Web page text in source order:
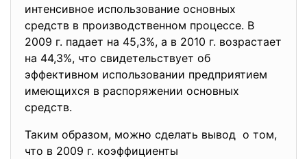
интенсивное использование основных
средств в производственном процессе. В
2009 г. падает на 45,3%, а в 2010 г. возрастает
на 44,3%, что свидетельствует об
эффективном использовании предприятием
имеющихся в распоряжении основных
средств.
Таким образом, можно сделать вывод о том,
что в 2009 г. коэффициенты